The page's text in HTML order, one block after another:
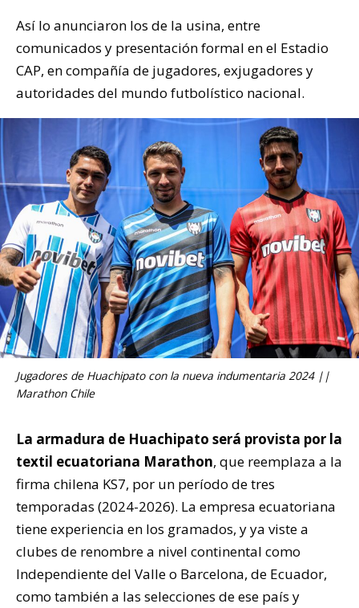
Así lo anunciaron los de la usina, entre
comunicados y presentación formal en el Estadio
CAP, en compañía de jugadores, exjugadores y
autoridades del mundo futbolístico nacional.
Jugadores de Huachipato con la nueva indumentaria 2024 ||
Marathon Chile
La armadura de Huachipato será provista por la
textil ecuatoriana Marathon, que reemplaza a la
firma chilena KS7, por un período de tres
temporadas (2024-2026). La empresa ecuatoriana
tiene experiencia en los gramados, y ya viste a
clubes de renombre a nivel continental como
Independiente del Valle o Barcelona, de Ecuador,
como también a las selecciones de ese país y